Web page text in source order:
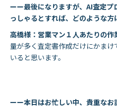
ーー最後になりますが、AI査定
っしゃるとすれば、どのような方
高橋様：営業マン１人あたりの作
量が多く査定書作成だけにかま
いると思います。
ーー本日はお忙しい中、貴重な